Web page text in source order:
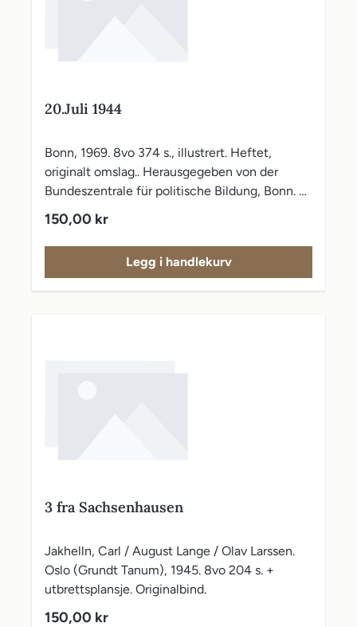
20.Juli 1944
Bonn, 1969. 8vo 374 s., illustrert. Heftet,
originalt omslag.. Herausgegeben von der
Bundeszentrale für politische Bildung, Bonn. 6.
flekker på omslagene.
Vanlig pris:
150,00 kr
Legg i handlekurv
3 fra Sachsenhausen
Jakhelln, Carl / August Lange / Olav Larssen.
Oslo (Grundt Tanum), 1945. 8vo 204 s. +
utbrettsplansje. Originalbind.
Vanlig pris:
150,00 kr